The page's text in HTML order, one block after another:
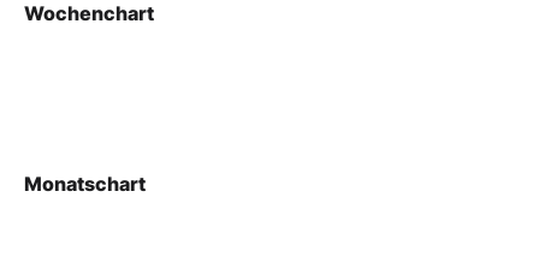
Wochenchart
Monatschart